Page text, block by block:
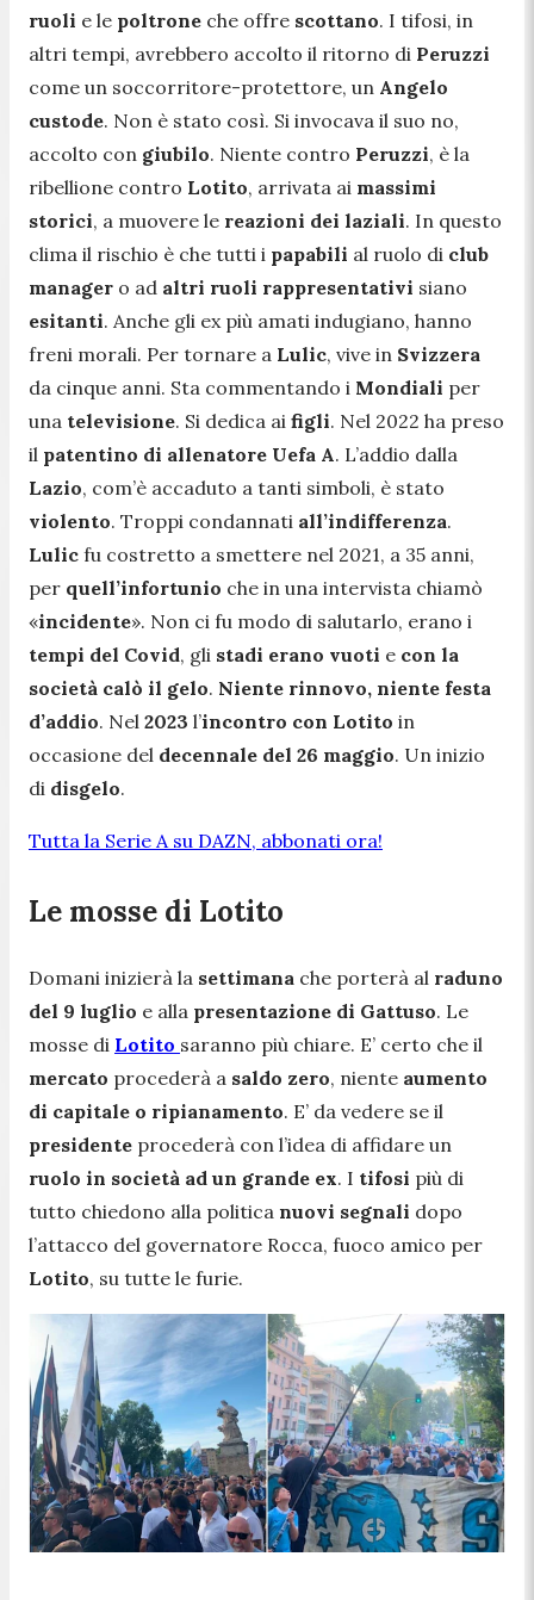
ruoli e le poltrone che offre scottano. I tifosi, in
altri tempi, avrebbero accolto il ritorno di Peruzzi
come un soccorritore-protettore, un Angelo
custode. Non è stato così. Si invocava il suo no,
accolto con giubilo. Niente contro Peruzzi, è la
ribellione contro Lotito, arrivata ai massimi
storici, a muovere le reazioni dei laziali. In questo
clima il rischio è che tutti i papabili al ruolo di club
manager o ad altri ruoli rappresentativi siano
esitanti. Anche gli ex più amati indugiano, hanno
freni morali. Per tornare a Lulic, vive in Svizzera
da cinque anni. Sta commentando i Mondiali per
una televisione. Si dedica ai figli. Nel 2022 ha preso
il patentino di allenatore Uefa A. L’addio dalla
Lazio, com’è accaduto a tanti simboli, è stato
violento. Troppi condannati all’indifferenza.
Lulic fu costretto a smettere nel 2021, a 35 anni,
per quell’infortunio che in una intervista chiamò
«incidente». Non ci fu modo di salutarlo, erano i
tempi del Covid, gli stadi erano vuoti e con la
società calò il gelo. Niente rinnovo, niente festa
d’addio. Nel 2023 l’incontro con Lotito in
occasione del decennale del 26 maggio. Un inizio
di disgelo.
Tutta la Serie A su DAZN, abbonati ora!
Le mosse di Lotito
Domani inizierà la settimana che porterà al raduno
del 9 luglio e alla presentazione di Gattuso. Le
mosse di Lotito saranno più chiare. E’ certo che il
mercato procederà a saldo zero, niente aumento
di capitale o ripianamento. E’ da vedere se il
presidente procederà con l’idea di affidare un
ruolo in società ad un grande ex. I tifosi più di
tutto chiedono alla politica nuovi segnali dopo
l’attacco del governatore Rocca, fuoco amico per
Lotito, su tutte le furie.